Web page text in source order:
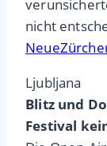
nicht
Ljubljana
Blitz und
Festival